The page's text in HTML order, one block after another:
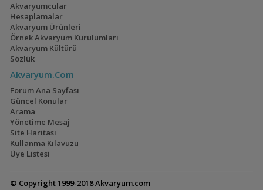
Akvaryumcular
Hesaplamalar
Akvaryum Ürünleri
Örnek Akvaryum Kurulumları
Akvaryum Kültürü
Sözlük
Akvaryum.Com
Forum Ana Sayfası
Güncel Konular
Arama
Yönetime Mesaj
Site Haritası
Kullanma Kılavuzu
Üye Listesi
© Copyright 1999-2018 Akvaryum.com